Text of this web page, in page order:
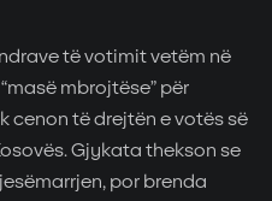
të votimit vetëm në
mbrojtëse” për
cenon të drejtën e votës së
Gjykata thekson se
por brenda